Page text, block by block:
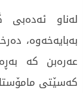
لەناو ئەدەبی
بەبایەخەوە،
عەرەبن كە
كەسێتی